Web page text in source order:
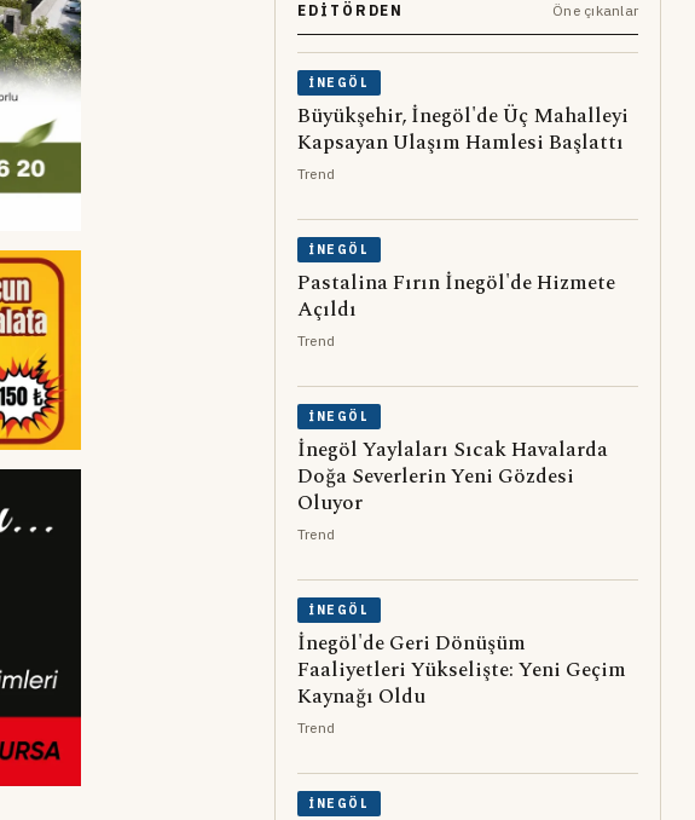
EDITÖRDEN Öne çıkanlar
İNEGÖL
Büyükşehir, İnegöl'de Üç Mahalleyi
Kapsayan Ulaşım Hamlesi Başlattı
Trend
İNEGÖL
Pastalina Fırın İnegöl'de Hizmete
Açıldı
Trend
İNEGÖL
İnegöl Yaylaları Sıcak Havalarda
Doğa Severlerin Yeni Gözdesi
Oluyor
Trend
İNEGÖL
İnegöl'de Geri Dönüşüm
Faaliyetleri Yükselişte: Yeni Geçim
Kaynağı Oldu
Trend
İNEGÖL